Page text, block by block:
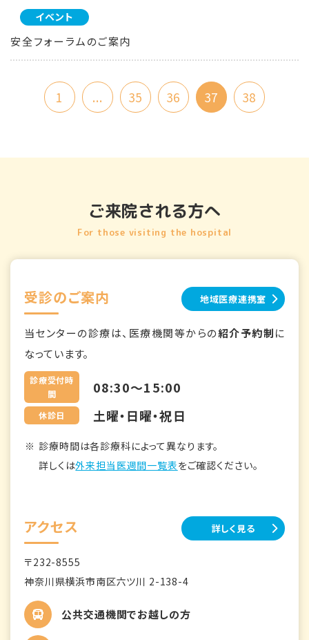
イベント
安全フォーラムのご案内
1 ... 35 36 37 38
ご来院される方へ
For those visiting the hospital
受診のご案内 地域医療連携室
当センターの診療は、医療機関等からの紹介予約制に
なっています。
診療受付時
間
08:30～15:00
休診日 土曜・日曜・祝日
診療時間は各診療科によって異なります。
詳しくは外来担当医週間一覧表をご確認ください。
アクセス 詳しく見る
〒232-8555
神奈川県横浜市南区六ツ川 2-138-4
公共交通機関でお越しの方